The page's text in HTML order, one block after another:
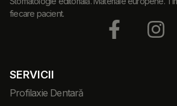
fiecare pacient.
SERVICII
Profilaxie Dentară